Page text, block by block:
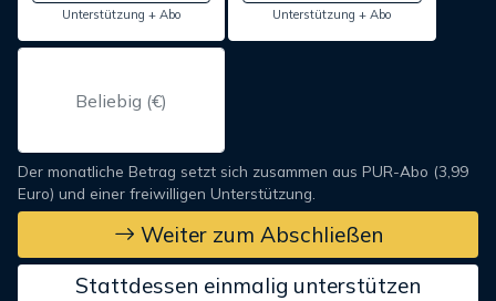
Unterstützung + Abo Unterstützung + Abo
Der monatliche Betrag setzt sich zusammen aus PUR-Abo (3,99
Euro) und einer freiwilligen Unterstützung.
Weiter zum Abschließen
Stattdessen einmalig unterstützen